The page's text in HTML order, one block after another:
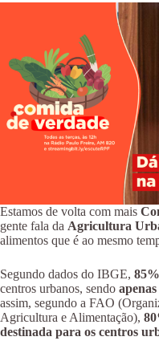
Estamos de volta com mais
gente fala da Agricultura
alimentos que é ao mesmo
Segundo dados do IBGE,
centros urbanos, sendo
assim, segundo a FAO
Agricultura e Alimentação),
destinada para os centros